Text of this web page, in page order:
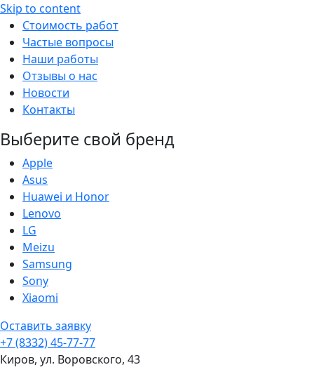
Skip to content
Стоимость работ
Частые вопросы
Наши работы
Отзывы о нас
Новости
Контакты
Выберите свой бренд
Apple
Asus
Huawei и Honor
Lenovo
LG
Meizu
Samsung
Sony
Xiaomi
Оставить заявку
+7 (8332) 45-77-77
Киров, ул. Воровского, 43